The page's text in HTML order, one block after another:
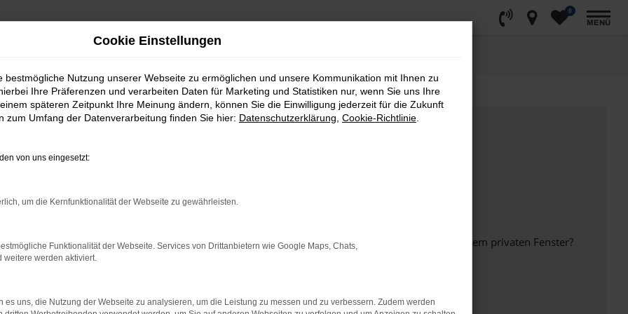
0
MENÜ
bestimmter Seiten verhindern. Funktioniert die Seite in einem anderen Browser oder in einem privaten Fenster?
beheben.
auf dem neuesten Stand sind.
Cookie Einstellungen
bestmögliche Nutzung unserer Webseite zu ermöglichen und unsere Kommunikation mit Ihnen zu
Ihre Präferenzen und verarbeiten Daten für Marketing und Statistiken nur, wenn Sie uns Ihre
späteren Zeitpunkt Ihre Meinung ändern, können Sie die Einwilligung jederzeit für die Zukunft
zum Umfang der Datenverarbeitung finden Sie hier: Datenschutzerklärung Cookie-Richtlinie
von uns eingesetzt:
um die Kernfunktionalität der Webseite zu gewährleisten.
Funktionalität der Webseite. Services von Drittanbietern wie Google Maps, Chats,
weitere werden aktiviert.
es uns, die Nutzung der Webseite zu analysieren, um die Leistung zu messen und zu verbessern. Zudem werden